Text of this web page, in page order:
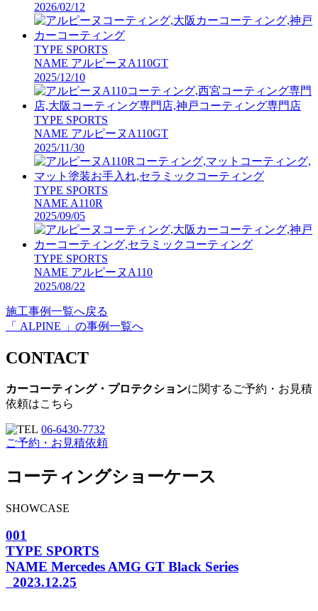
2026/02/12
TYPE SPORTS
NAME アルピーヌA110GT
2025/12/10
TYPE SPORTS
NAME アルピーヌA110GT
2025/11/30
TYPE SPORTS
NAME A110R
2025/09/05
TYPE SPORTS
NAME アルピーヌA110
2025/08/22
施工事例一覧へ戻る
「 ALPINE 」の事例一覧へ
CONTACT
カーコーティング・プロテクションに関するご予約・お見積
依頼はこちら
06-6430-7732
ご予約・お見積依頼
コーティングショーケース
SHOWCASE
001
TYPE SPORTS
NAME Mercedes AMG GT Black Series
2023.12.25